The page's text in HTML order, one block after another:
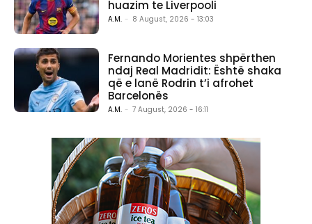
huazim te Liverpooli
A.M. - 8 August, 2026 - 13:03
Fernando Morientes shpërthen
ndaj Real Madridit: Është shaka
që e lanë Rodrin t’i afrohet
Barcelonës
A.M. - 7 August, 2026 - 16:11